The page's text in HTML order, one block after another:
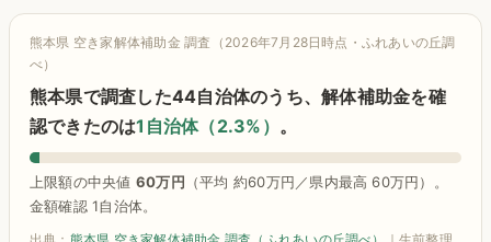
熊本県 空き家解体補助金 調査（2026年7月28日時点・ふれあいの丘調
べ）
熊本県で調査した44自治体のうち、解体補助金を確
認できたのは1自治体（2.3%） 。
上限額の中央値 60万円 （平均 約60万円／県内最高 60万円）。
金額確認 1自治体。